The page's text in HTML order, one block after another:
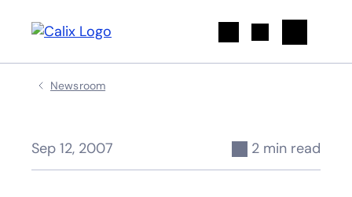
Newsroom
Sep 12, 2007 2 min read